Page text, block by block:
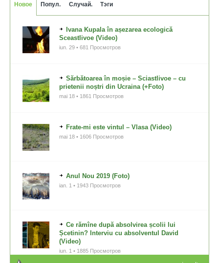
Новое Попул. Случай. Тэги
Ivana Kupala în așezarea ecologică
Sceastlivoe (Video)
iun. 29 • 681 Просмотров
Sărbătoarea în moșie – Sciastlivoe – cu
prietenii noștri din Ucraina (+Foto)
mai 18 • 1861 Просмотров
Frate-mi este vintul – Vlasa (Video)
mai 18 • 1606 Просмотров
Anul Nou 2019 (Foto)
ian. 1 • 1943 Просмотров
Ce rămîne după absolvirea școlii lui
Șcetinin? Interviu cu absolventul David
(Video)
iun. 1 • 1885 Просмотров